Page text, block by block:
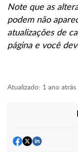
Note que as
podem não
atualizações de
página e você
Atualizado: 1 ano atrás